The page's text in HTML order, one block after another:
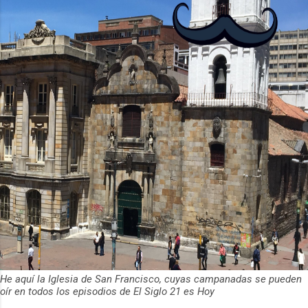
de usuarios activos diarios. Desde 2022,
ha empeza...
He aquí la Iglesia de San Francisco, cuyas campanadas se pueden
oír en todos los episodios de El Siglo 21 es Hoy